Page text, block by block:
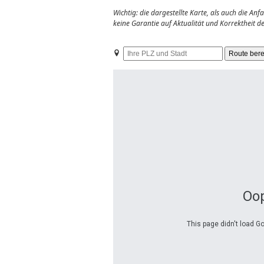
Wichtig: die dargestellte Karte, als auch die
keine Garantie auf Aktualität und Korrektheit
Ihre
PLZ
This page didn't load